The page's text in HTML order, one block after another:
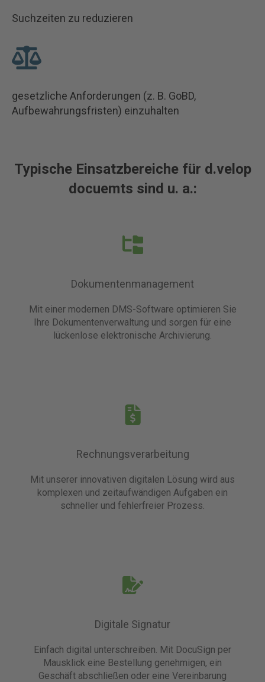
Suchzeiten zu reduzieren
gesetzliche Anforderungen (z. B. GoBD,
Aufbewahrungsfristen) einzuhalten
Typische Einsatzbereiche für d.velop
docuemts sind u. a.:
Dokumentenmanagement
Mit einer modernen DMS-Software optimieren Sie
Ihre Dokumentenverwaltung und sorgen für eine
lückenlose elektronische Archivierung.
Rechnungsverarbeitung
Mit unserer innovativen digitalen Lösung wird aus
komplexen und zeitaufwändigen Aufgaben ein
schneller und fehlerfreier Prozess.
Digitale Signatur
Einfach digital unterschreiben. Mit DocuSign per
Mausklick eine Bestellung genehmigen, ein
Geschäft abschließen oder eine Vereinbarung